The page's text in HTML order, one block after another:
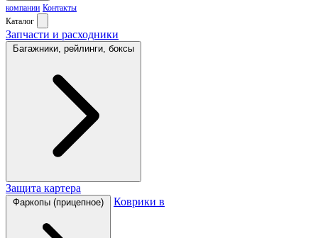
компании Контакты
Каталог
Запчасти и расходники
Багажники, рейлинги, боксы
Защита картера
Фаркопы (прицепное) Коврики в